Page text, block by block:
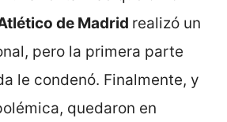
de Madrid realizó un
pero la primera parte
le condenó. Finalmente, y
quedaron en